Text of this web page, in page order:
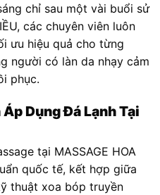
chỉ sau một vài buổi sử
các chuyên viên luôn
ưu hiệu quả cho từng
người có làn da nhạy cảm
phục.
Dụng Đá Lạnh Tại
tại MASSAGE HOA
quốc tế, kết hợp giữa
thuật xoa bóp truyền